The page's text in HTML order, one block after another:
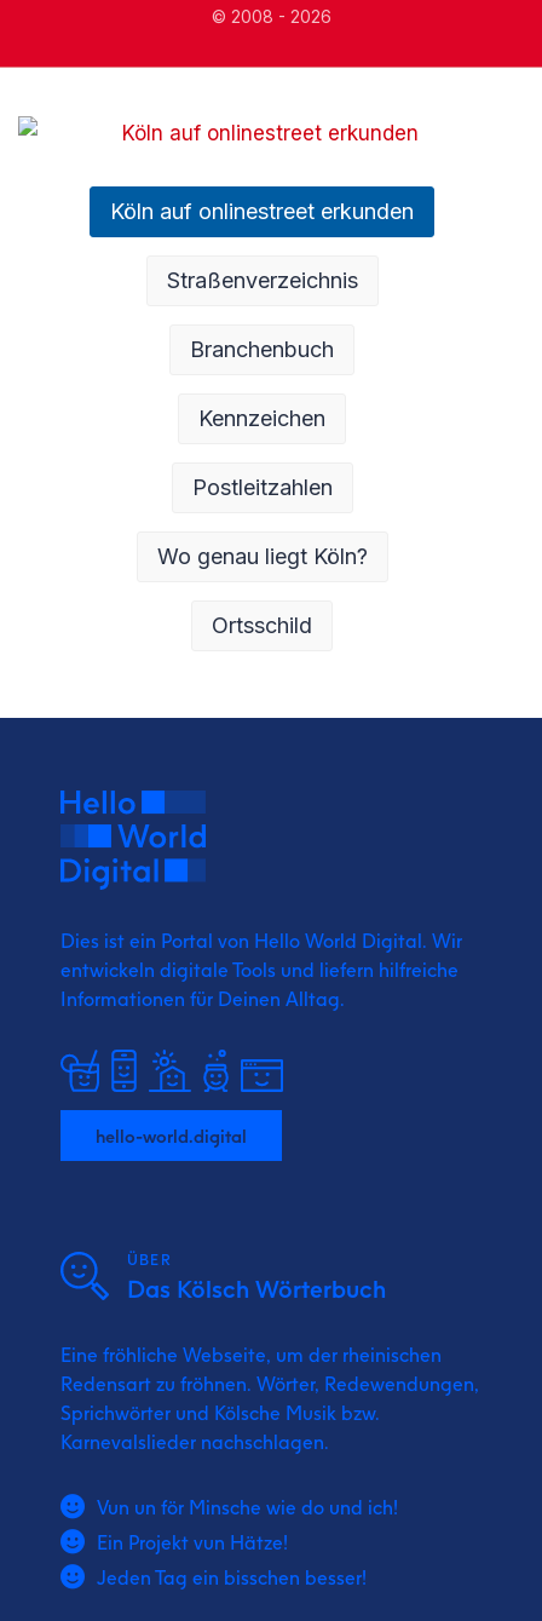
© 2008 - 2026
Köln auf onlinestreet erkunden
Straßenverzeichnis
Branchenbuch
Kennzeichen
Postleitzahlen
Wo genau liegt Köln?
Ortsschild
Dies ist ein Portal von Hello World Digital. Wir
entwickeln digitale Tools und liefern hilfreiche
Informationen für Deinen Alltag.
hello-world.digital
ÜBER
Das Kölsch Wörterbuch
Eine fröhliche Webseite, um der rheinischen
Redensart zu fröhnen. Wörter, Redewendungen,
Sprichwörter und Kölsche Musik bzw.
Karnevalslieder nachschlagen.
Vun un för Minsche wie do und ich!
Ein Projekt vun Hätze!
Jeden Tag ein bisschen besser!